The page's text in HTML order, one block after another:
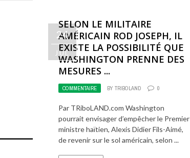
24
JUL
SELON LE MILITAIRE
AMÉRICAIN ROD JOSEPH, IL
EXISTE LA POSSIBILITÉ QUE
WASHINGTON PRENNE DES
MESURES ...
COMMENTAIRE BY TRIBOLAND 0
Par TRiboLAND.com Washington
pourrait envisager d’empêcher le Premier
ministre haïtien, Alexis Didier Fils-Aimé,
de revenir sur le sol américain, selon ...